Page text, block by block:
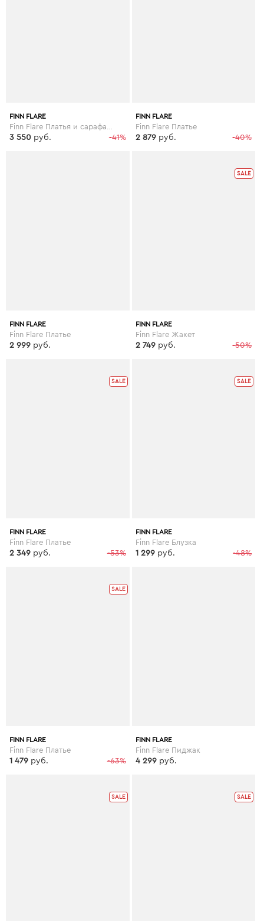
FINN FLARE
-41%
3 550 руб.
FINN FLARE
Finn Flare Платье
-40%
2 879 руб.
FINN FLARE
Finn Flare Платье
2 999 руб.
SALE
FINN FLARE
Finn Flare Жакет
-50%
2 749 руб.
SALE
FINN FLARE
Finn Flare Платье
-53%
2 349 руб.
SALE
FINN FLARE
Finn Flare Блузка
-48%
1 299 руб.
SALE
FINN FLARE
Finn Flare Платье
-63%
1 479 руб.
FINN FLARE
Finn Flare Пиджак
4 299 руб.
SALE SALE